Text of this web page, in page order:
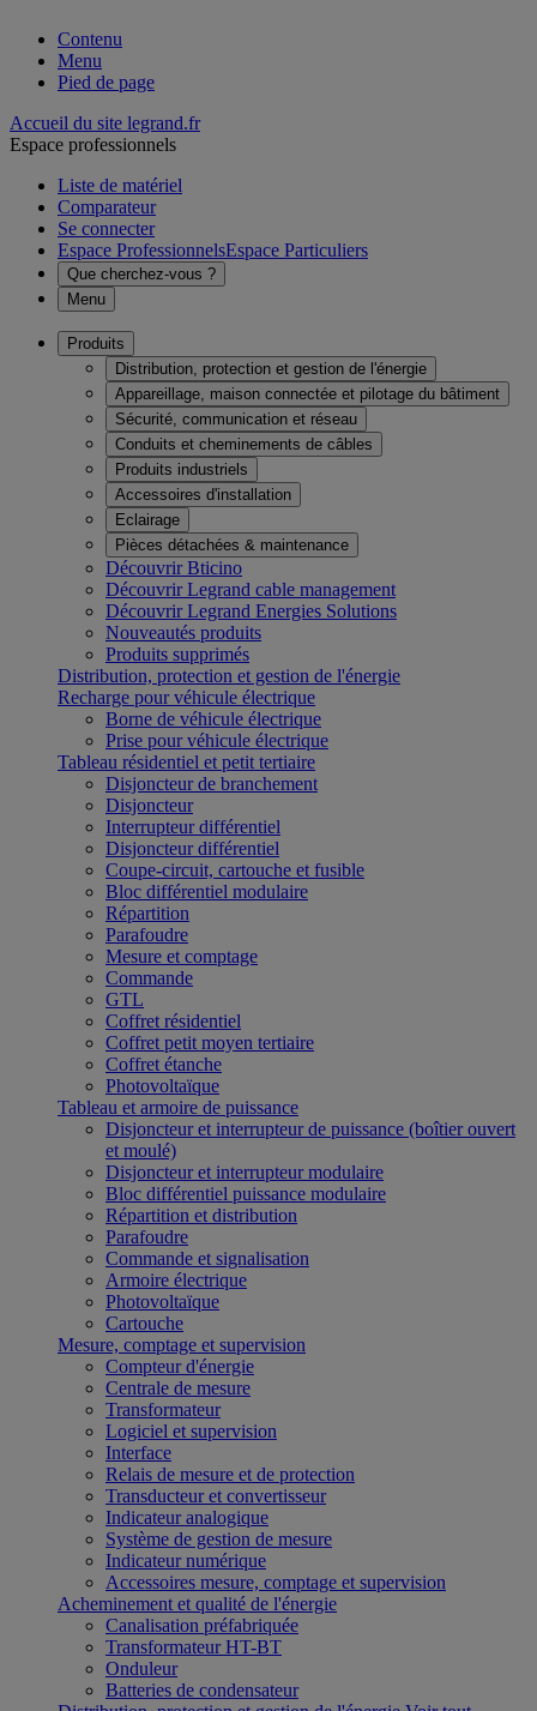
Contenu
Menu
Pied de page
Accueil du site legrand.fr
Espace professionnels
Liste de matériel
Comparateur
Se connecter
Espace ProfessionnelsEspace Particuliers
Que cherchez-vous ?
Menu
Produits
Distribution, protection et gestion de l'énergie
Appareillage, maison connectée et pilotage du bâtiment
Sécurité, communication et réseau
Conduits et cheminements de câbles
Produits industriels
Accessoires d'installation
Eclairage
Pièces détachées & maintenance
Découvrir Bticino
Découvrir Legrand cable management
Découvrir Legrand Energies Solutions
Nouveautés produits
Produits supprimés
Distribution, protection et gestion de l'énergie
Recharge pour véhicule électrique
Borne de véhicule électrique
Prise pour véhicule électrique
Tableau résidentiel et petit tertiaire
Disjoncteur de branchement
Disjoncteur
Interrupteur différentiel
Disjoncteur différentiel
Coupe-circuit, cartouche et fusible
Bloc différentiel modulaire
Répartition
Parafoudre
Mesure et comptage
Commande
GTL
Coffret résidentiel
Coffret petit moyen tertiaire
Coffret étanche
Photovoltaïque
Tableau et armoire de puissance
Disjoncteur et interrupteur de puissance (boîtier ouvert
et moulé)
Disjoncteur et interrupteur modulaire
Bloc différentiel puissance modulaire
Répartition et distribution
Parafoudre
Commande et signalisation
Armoire électrique
Photovoltaïque
Cartouche
Mesure, comptage et supervision
Compteur d'énergie
Centrale de mesure
Transformateur
Logiciel et supervision
Interface
Relais de mesure et de protection
Transducteur et convertisseur
Indicateur analogique
Système de gestion de mesure
Indicateur numérique
Accessoires mesure, comptage et supervision
Acheminement et qualité de l'énergie
Canalisation préfabriquée
Transformateur HT-BT
Onduleur
Batteries de condensateur